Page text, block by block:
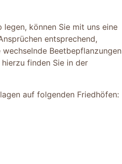
können Sie mit uns eine
entsprechend,
Beetbepflanzungen
finden Sie in der
auf folgenden Friedhöfen: